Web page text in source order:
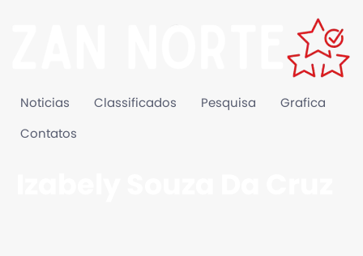
Noticias Classificados Pesquisa Grafica
Contatos